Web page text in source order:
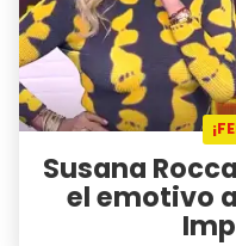
Susana
el emotivo